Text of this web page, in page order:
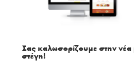
Σας καλωσορίζουμε στην νέα
στέγη!